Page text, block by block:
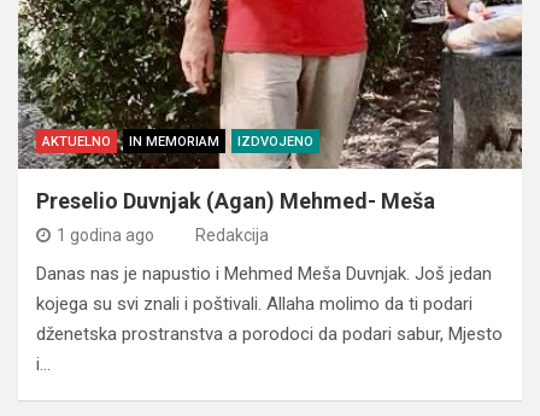
AKTUELNO IN MEMORIAM IZDVOJENO
Preselio Duvnjak (Agan) Mehmed- Meša
1 godina ago Redakcija
Danas nas je napustio i Mehmed Meša Duvnjak. Još jedan
kojega su svi znali i poštivali. Allaha molimo da ti podari
dženetska prostranstva a porodoci da podari sabur, Mjesto
i…